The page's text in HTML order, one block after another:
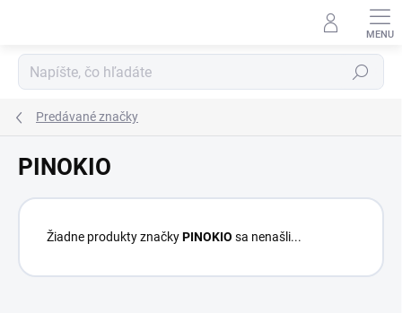
Hľadať
Predávané značky
PINOKIO
Žiadne produkty značkyPINOKIO sa nenašli...